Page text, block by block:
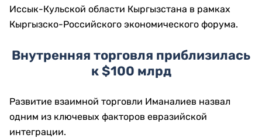
Иссык-Кульской области Кыргызстана в рамках
Кыргызско-Российского экономического форума.
Внутренняя торговля приблизилась
к $100 млрд
Развитие взаимной торговли Иманалиев назвал
одним из ключевых факторов евразийской
интеграции.